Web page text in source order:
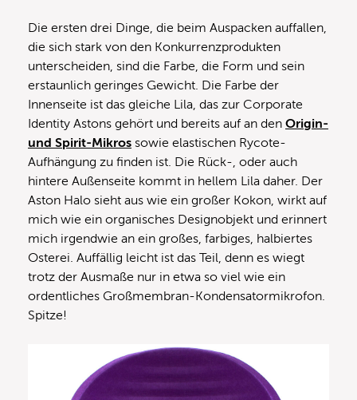
Die ersten drei Dinge, die beim Auspacken auffallen,
die sich stark von den Konkurrenzprodukten
unterscheiden, sind die Farbe, die Form und sein
erstaunlich geringes Gewicht. Die Farbe der
Innenseite ist das gleiche Lila, das zur Corporate
Identity Astons gehört und bereits auf an den Origin-
und Spirit-Mikros sowie elastischen Rycote-
Aufhängung zu finden ist. Die Rück-, oder auch
hintere Außenseite kommt in hellem Lila daher. Der
Aston Halo sieht aus wie ein großer Kokon, wirkt auf
mich wie ein organisches Designobjekt und erinnert
mich irgendwie an ein großes, farbiges, halbiertes
Osterei. Auffällig leicht ist das Teil, denn es wiegt
trotz der Ausmaße nur in etwa so viel wie ein
ordentliches Großmembran-Kondensatormikrofon.
Spitze!